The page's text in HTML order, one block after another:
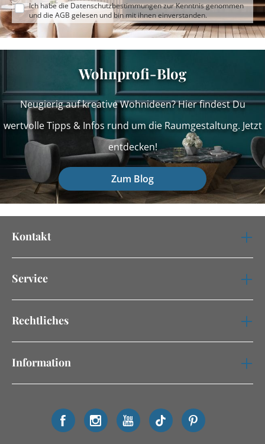
Ich habe die Datenschutzbestimmungenzur Kenntnis genommen
und die AGB gelesen und bin mit ihnen einverstanden.
Wohnprofi-Blog
Neugierig auf kreative Wohnideen? Hier findest Du
wertvolle Tipps & Infos rund um die Raumgestaltung. Jetzt
entdecken!
Zum Blog
Kontakt
Service
Rechtliches
Information